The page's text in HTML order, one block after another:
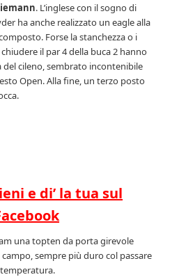
. L’inglese con il sogno di
ha anche realizzato un eagle alla
Forse la stanchezza o i
il par 4 della buca 2 hanno
cileno, sembrato incontenibile
Open. Alla fine, un terzo posto
e di’ la tua sul
una topten da porta girevole
sempre più duro col passare
temperatura.